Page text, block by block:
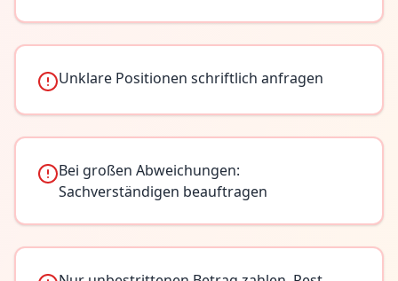
Unklare Positionen schriftlich anfragen
Bei großen Abweichungen:
Sachverständigen beauftragen